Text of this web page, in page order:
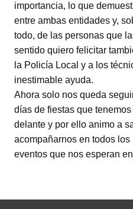
importancia, lo que
entre ambas entidades y,
todo, de las personas que
sentido quiero felicitar
la Policía Local y a los
inestimable ayuda.
Ahora solo nos queda
días de fiestas que tenemos
delante y por ello animo a
acompañarnos en todos los
eventos que nos esperan